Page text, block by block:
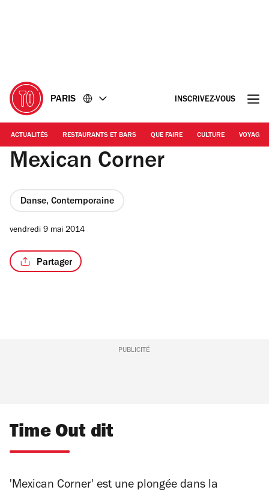
PARIS INSCRIVEZ-VOUS
ACTUALITÉS RESTAURANTS ET BARS QUE FAIRE CULTURE VOYAGE
Mexican Corner
Danse, Contemporaine
vendredi 9 mai 2014
Partager
PUBLICITÉ
Time Out dit
'Mexican Corner' est une plongée dans la